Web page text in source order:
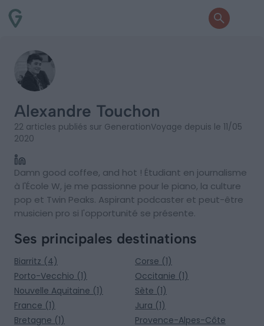
Alexandre Touchon
22 articles publiés sur GenerationVoyage depuis le 11/05
2020
Damn good coffee, and hot ! Étudiant en journalisme
à l'École W, je me passionne pour le piano, la culture
pop et Twin Peaks. Aspirant podcaster et peut-être
musicien pro si l'opportunité se présente.
Ses principales destinations
Biarritz (4)
Corse (1)
Porto-Vecchio (1)
Occitanie (1)
Nouvelle Aquitaine (1)
Sète (1)
France (1)
Jura (1)
Bretagne (1)
Provence-Alpes-Côte